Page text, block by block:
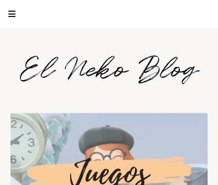
El Neko Blog